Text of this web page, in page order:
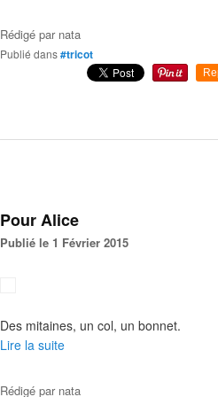
Rédigé par nata
Publié dans#tricot
Pour Alice
Publié le 1 Février 2015
Des mitaines, un col, un bonnet.
Lire la suite
Rédigé par nata